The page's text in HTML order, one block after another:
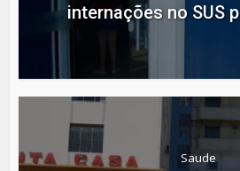
internações no SUS
Saude